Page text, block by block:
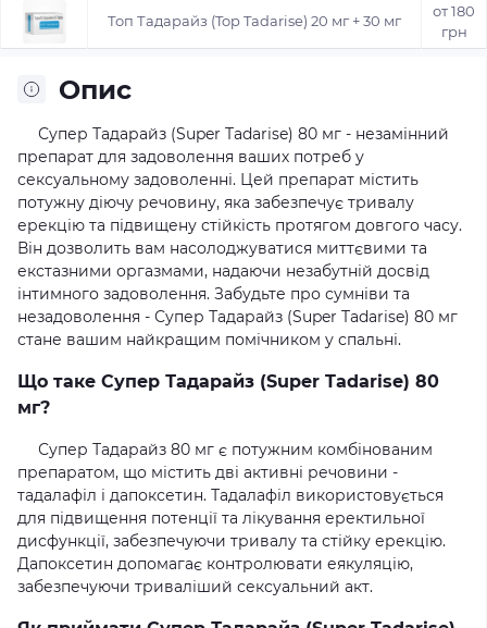
Топ Тадарайз (Top Tadarise) 20 мг + 30 мг
от 180
грн
Опис
Супер Тадарайз (Super Tadarise) 80 мг - незамінний
препарат для задоволення ваших потреб у
сексуальному задоволенні. Цей препарат містить
потужну діючу речовину, яка забезпечує тривалу
ерекцію та підвищену стійкість протягом довгого часу.
Він дозволить вам насолоджуватися миттєвими та
екстазними оргазмами, надаючи незабутній досвід
інтимного задоволення. Забудьте про сумніви та
незадоволення - Супер Тадарайз (Super Tadarise) 80 мг
стане вашим найкращим помічником у спальні.
Що таке Супер Тадарайз (Super Tadarise) 80
мг?
Супер Тадарайз 80 мг є потужним комбінованим
препаратом, що містить дві активні речовини -
тадалафіл і дапоксетин. Тадалафіл використовується
для підвищення потенції та лікування еректильної
дисфункції, забезпечуючи тривалу та стійку ерекцію.
Дапоксетин допомагає контролювати еякуляцію,
забезпечуючи триваліший сексуальний акт.